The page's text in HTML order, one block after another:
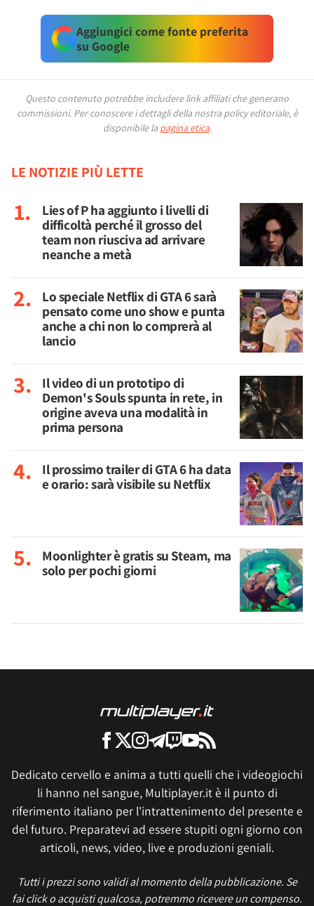
Aggiungici come fonte preferita
su Google
Questo contenuto potrebbe includere link affiliati che generano
commissioni. Per conoscere i dettagli della nostra policy editoriale, è
disponibile la pagina etica.
LE NOTIZIE PIÙ LETTE
Lies of P ha aggiunto i livelli di
difficoltà perché il grosso del
team non riusciva ad arrivare
neanche a metà
Lo speciale Netflix di GTA 6 sarà
pensato come uno show e punta
anche a chi non lo comprerà al
lancio
Il video di un prototipo di
Demon's Souls spunta in rete, in
origine aveva una modalità in
prima persona
Il prossimo trailer di GTA 6 ha data
e orario: sarà visibile su Netflix
Moonlighter è gratis su Steam, ma
solo per pochi giorni
Dedicato cervello e anima a tutti quelli che i videogiochi
li hanno nel sangue, Multiplayer.it è il punto di
riferimento italiano per l'intrattenimento del presente e
del futuro. Preparatevi ad essere stupiti ogni giorno con
articoli, news, video, live e produzioni geniali.
Tutti i prezzi sono validi al momento della pubblicazione. Se
fai click o acquisti qualcosa, potremmo ricevere un compenso.